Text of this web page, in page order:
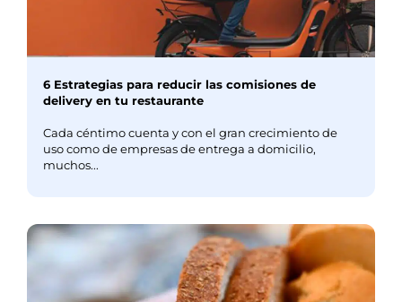
6 Estrategias para reducir las comisiones de
delivery en tu restaurante
Cada céntimo cuenta y con el gran crecimiento de
uso como de empresas de entrega a domicilio,
muchos...